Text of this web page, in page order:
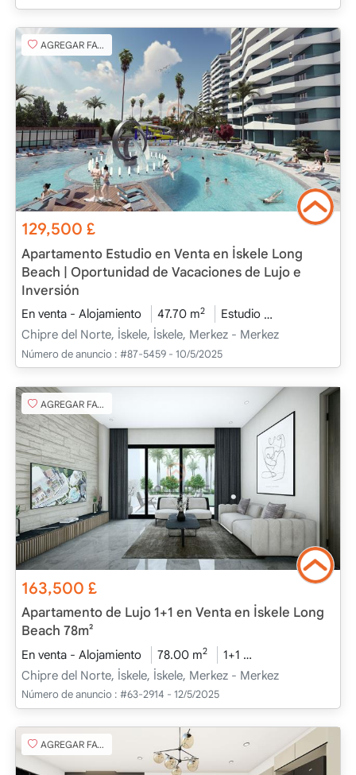
AGREGAR FAVORITO
129,500£
Apartamento Estudio en Venta en İskele Long
Beach | Oportunidad de Vacaciones de Lujo e
Inversión
En venta - Alojamiento 47.70 m2 Estudio
Chipre del Norte, İskele, İskele, Merkez - Merkez
Número de anuncio : #87-5459 - 10/5/2025
AGREGAR FAVORITO
163,500£
Apartamento de Lujo 1+1 en Venta en İskele Long
Beach 78m²
En venta - Alojamiento 78.00 m2 1+1
Chipre del Norte, İskele, İskele, Merkez - Merkez
Número de anuncio : #63-2914 - 12/5/2025
AGREGAR FAVORITO